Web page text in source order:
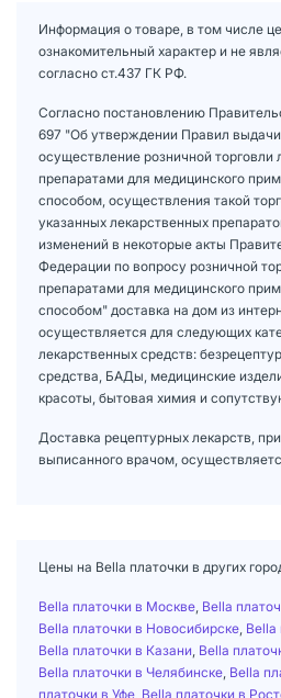
Информация о товаре, в том числе
ознакомительный характер и не
согласно ст.437 ГК РФ.
Согласно постановлению
697 "Об утверждении Правил
осуществление розничной торговли
препаратами для медицинского
способом, осуществления такой
указанных лекарственных
изменений в некоторые акты
Федерации по вопросу розничной
препаратами для медицинского
способом" доставка на дом из
осуществляется для следующих
лекарственных средств:
средства, БАДы, медицинские
красоты, бытовая химия и
Доставка рецептурных лекарств,
выписанного врачом,
Цены на Bella платочки в других
Bella платочки в Москве Bella
Bella платочки в Новосибирске Bella
Bella платочки в Казани Bella
Bella платочки в Челябинске Bella
платочки в Уфе Bella платочки в